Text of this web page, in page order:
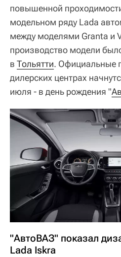
повышенной
модельном ряду Lada
между моделями Granta и
производство модели
в Тольятти. Официальные
дилерских центрах
июля - в день рождения "
"АвтоВАЗ" показал
Lada Iskra